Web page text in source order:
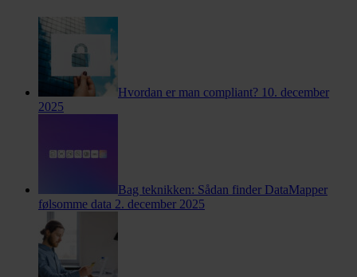
Hvordan er man compliant? 10. december
2025
Bag teknikken: Sådan finder DataMapper
følsomme data 2. december 2025